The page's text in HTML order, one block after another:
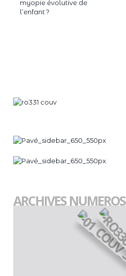
myopie évolutive de
l’enfant ?
ARCHIVES NUMEROS